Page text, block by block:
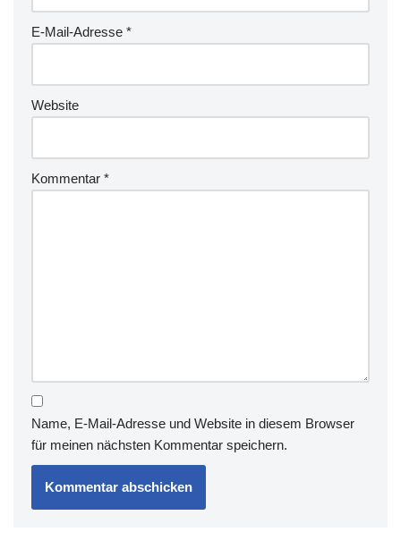
E-Mail-Adresse *
Website
Kommentar *
Name, E-Mail-Adresse und Website in diesem Browser
für meinen nächsten Kommentar speichern.